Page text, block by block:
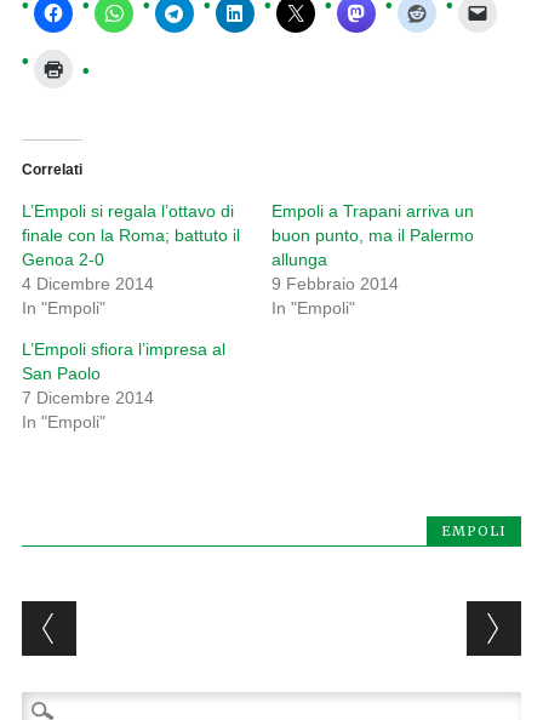
Correlati
L’Empoli si regala l’ottavo di
finale con la Roma; battuto il
Genoa 2-0
4 Dicembre 2014
In "Empoli"
Empoli a Trapani arriva un
buon punto, ma il Palermo
allunga
9 Febbraio 2014
In "Empoli"
L’Empoli sfiora l’impresa al
San Paolo
7 Dicembre 2014
In "Empoli"
EMPOLI
Post navigation
Ricerca